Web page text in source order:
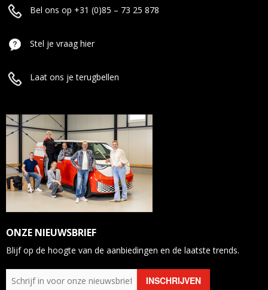
Bel ons op +31 (0)85 – 73 25 878
Stel je vraag hier
Laat ons je terugbellen
ONZE NIEUWSBRIEF
Blijf op de hoogte van de aanbiedingen en de laatste trends.